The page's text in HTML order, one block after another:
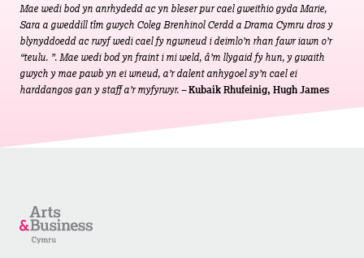
Mae wedi bod yn anrhydedd ac yn bleser pur cael gweithio gyda Marie,
Sara a gweddill tîm gwych Coleg Brenhinol Cerdd a Drama Cymru dros y
blynyddoedd ac rwyf wedi cael fy ngwneud i deimlo’n rhan fawr iawn o’r
“teulu. ”. Mae wedi bod yn fraint i mi weld, â’m llygaid fy hun, y gwaith
gwych y mae pawb yn ei wneud, a’r dalent anhygoel sy’n cael ei
harddangos gan y staff a’r myfyrwyr. –Kubaik Rhufeinig, Hugh James